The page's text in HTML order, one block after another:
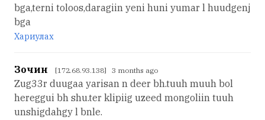
bga,terni toloos,daragiin yeni huni yumar l huudgenj
bga
Хариулах
Зочин [172.68.93.138] 3 months ago
Zug33r duugaa yarisan n deer bh.tuuh muuh bol
hereggui bh shu.ter klipiig uzeed mongoliin tuuh
unshigdahgy l bnle.